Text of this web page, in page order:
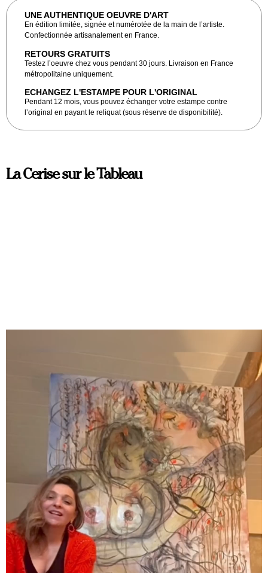
UNE AUTHENTIQUE OEUVRE D'ART
En édition limitée, signée et numérotée de la main de l’artiste.
Confectionnée artisanalement en France.
RETOURS GRATUITS
Testez l’oeuvre chez vous pendant 30 jours. Livraison en France
métropolitaine uniquement.
ECHANGEZ L'ESTAMPE POUR L'ORIGINAL
Pendant 12 mois, vous pouvez échanger votre estampe contre
l’original en payant le reliquat (sous réserve de disponibilité).
La Cerise sur le Tableau